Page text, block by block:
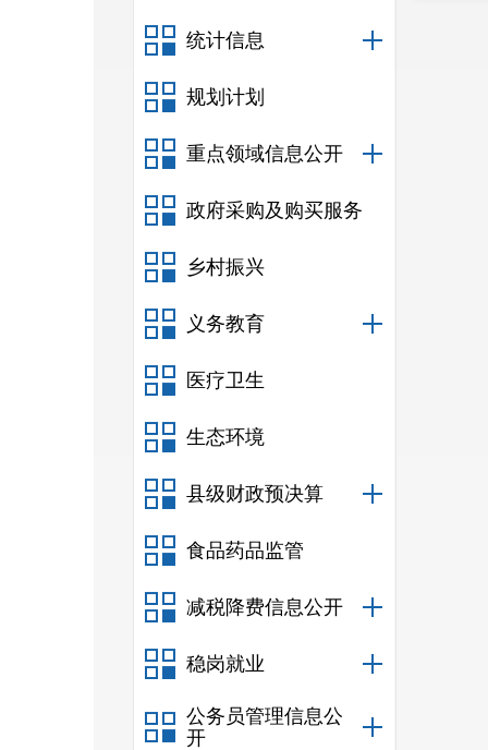
统计信息
规划计划
重点领域信息公开
政府采购及购买服务
乡村振兴
义务教育
医疗卫生
生态环境
县级财政预决算
食品药品监管
减税降费信息公开
稳岗就业
公务员管理信息公
开